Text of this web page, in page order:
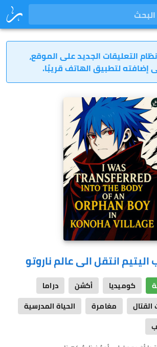
البحث
التعليقات الجديد على الموقع،
لتطبيق الهاتف قريبًا.
اليتيم انتقل الى عالم ناروتو
كوميديا أكشن
دراما
مغامرة
الحياة المدرسية